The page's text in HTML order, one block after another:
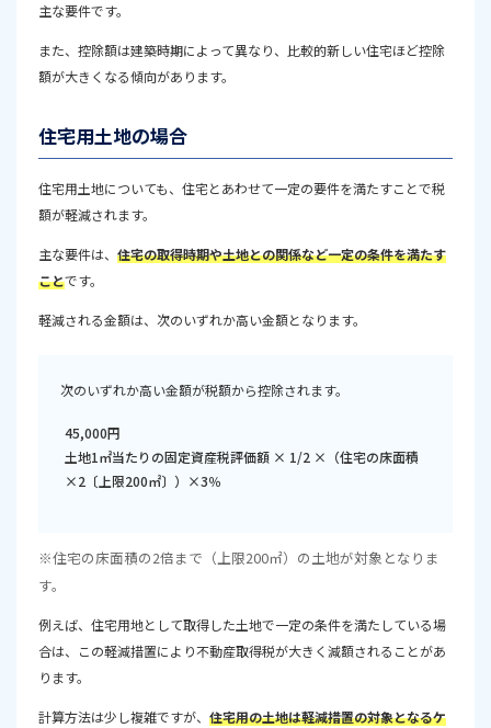
主な要件です。
また、控除額は建築時期によって異なり、比較的新しい住宅ほど控除
額が大きくなる傾向があります。
住宅用土地の場合
住宅用土地についても、住宅とあわせて一定の要件を満たすことで税
額が軽減されます。
主な要件は、 住宅の取得時期や土地との関係など一定の条件を満たす
ことです。
軽減される金額は、次のいずれか高い金額となります。
次のいずれか高い金額が税額から控除されます。
45,000円
土地1㎡当たりの固定資産税評価額 × 1/2 ×（住宅の床面積
×2〔上限200㎡〕）×3％
※住宅の床面積の2倍まで（上限200㎡）の土地が対象となりま
す。
例えば、住宅用地として取得した土地で一定の条件を満たしている場
合は、この軽減措置により不動産取得税が大きく減額されることがあ
ります。
計算方法は少し複雑ですが、 住宅用の土地は軽減措置の対象となるケ